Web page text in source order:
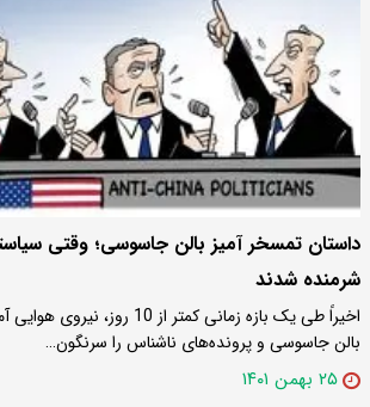
داستان تمسخر آمیز بالن جاسوسی؛ وقتی
شرمنده شدند
اخیراً طی یک بازه زمانی کمتر از
بالن جاسوسی و پرونده‌های ناشناس را سرنگون…
۲۵ بهمن ۱۴۰۱